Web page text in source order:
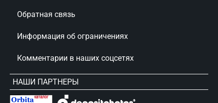
Обратная связь
Информация об ограничениях
Комментарии в наших соцсетях
НАШИ ПАРТНЕРЫ